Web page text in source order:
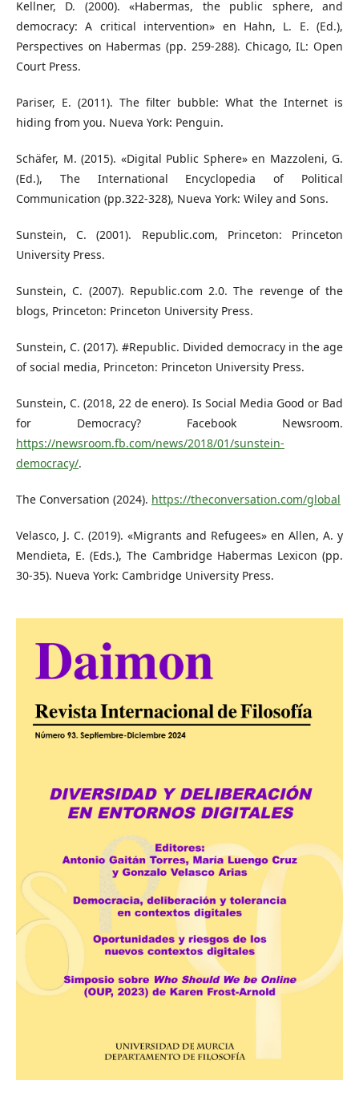
Kellner, D. (2000). «Habermas, the public sphere, and
democracy: A critical intervention» en Hahn, L. E. (Ed.),
Perspectives on Habermas (pp. 259-288). Chicago, IL: Open
Court Press.
Pariser, E. (2011). The filter bubble: What the Internet is
hiding from you. Nueva York: Penguin.
Schäfer, M. (2015). «Digital Public Sphere» en Mazzoleni, G.
(Ed.), The International Encyclopedia of Political
Communication (pp.322-328), Nueva York: Wiley and Sons.
Sunstein, C. (2001). Republic.com, Princeton: Princeton
University Press.
Sunstein, C. (2007). Republic.com 2.0. The revenge of the
blogs, Princeton: Princeton University Press.
Sunstein, C. (2017). #Republic. Divided democracy in the age
of social media, Princeton: Princeton University Press.
Sunstein, C. (2018, 22 de enero). Is Social Media Good or Bad
for Democracy? Facebook Newsroom.
https://newsroom.fb.com/news/2018/01/sunstein-
democracy/.
The Conversation (2024). https://theconversation.com/global
Velasco, J. C. (2019). «Migrants and Refugees» en Allen, A. y
Mendieta, E. (Eds.), The Cambridge Habermas Lexicon (pp.
30-35). Nueva York: Cambridge University Press.